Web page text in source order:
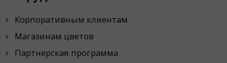
Корпоративным клиентам
Магазинам цветов
Партнерская программа